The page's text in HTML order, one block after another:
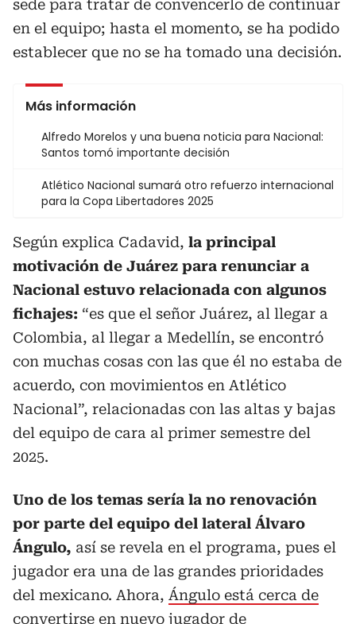
sede para tratar de convencerlo de continuar
en el equipo; hasta el momento, se ha podido
establecer que no se ha tomado una decisión.
Más información
Alfredo Morelos y una buena noticia para Nacional:
Santos tomó importante decisión
Atlético Nacional sumará otro refuerzo internacional
para la Copa Libertadores 2025
Según explica Cadavid, la principal
motivación de Juárez para renunciar a
Nacional estuvo relacionada con algunos
fichajes: “es que el señor Juárez, al llegar a
Colombia, al llegar a Medellín, se encontró
con muchas cosas con las que él no estaba de
acuerdo, con movimientos en Atlético
Nacional”, relacionadas con las altas y bajas
del equipo de cara al primer semestre del
2025.
Uno de los temas sería la no renovación
por parte del equipo del lateral Álvaro
Ángulo, así se revela en el programa, pues el
jugador era una de las grandes prioridades
del mexicano. Ahora, Ángulo está cerca de
convertirse en nuevo jugador de